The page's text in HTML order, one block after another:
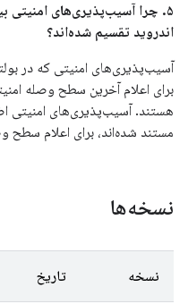
۵. چرا آسیب‌پذیری‌های امنیتی
اندروید تقسیم شده‌اند؟
آسیب‌پذیری‌های امنیتی که در
برای اعلام آخرین سطح وصله
هستند. آسیب‌پذیری‌های امنیتی
مستند شده‌اند، برای اعلام سطح
نسخه‌ها
نسخه تاریخ